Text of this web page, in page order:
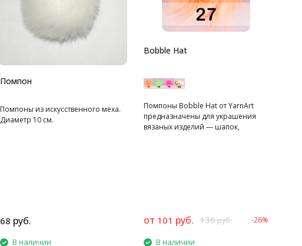
Помпон
Помпоны из искусственного меха.
Диаметр 10 см.
68 руб.
В наличии
Bobble Hat
Помпоны Bobble Hat от YarnArt
предназначены для украшения
вязаных изделий — шапок,
от 101 руб. 136руб. -26%
В наличии